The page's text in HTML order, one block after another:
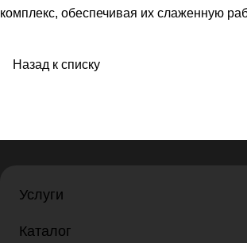
комплекс, обеспечивая их слаженную
Назад к списку
Услуги
Каталог